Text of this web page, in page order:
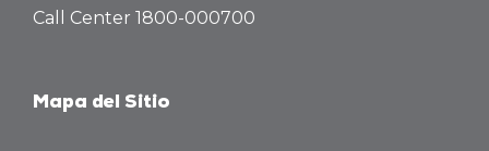
Call Center 1800-000700
Mapa del Sitio